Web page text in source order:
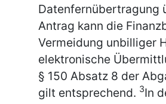
Datenfernübertragung
Antrag kann die
Vermeidung unbilliger
elektronische
§ 150 Absatz 8 der
gilt entsprechend. 3In